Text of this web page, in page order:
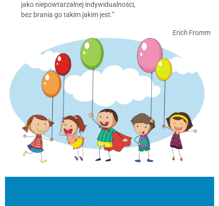
jako niepowtarzalnej indywidualności,
bez brania go takim jakim jest.”
Erich Fromm